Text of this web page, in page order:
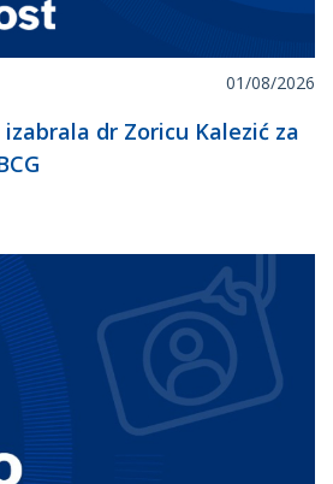
01/08/2026
dr Zoricu Kalezić za